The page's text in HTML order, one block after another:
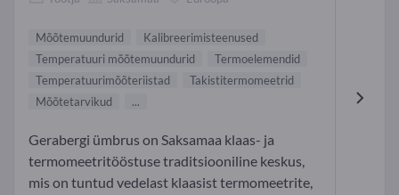
Mõõtemuundurid
Kalibreerimisteenused
Temperatuuri mõõtemuundurid
Termoelemendid
Temperatuurimõõteriistad
Takistitermomeetrid
Mõõtetarvikud
...
Gerabergi ümbrus on Saksamaa klaas- ja
termomeetritööstuse traditsiooniline keskus,
mis on tuntud vedelast klaasist termomeetrite,